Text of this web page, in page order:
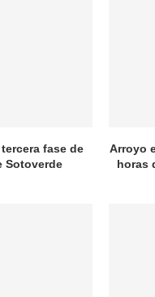
fase de
Sotoverde
Arroyo
horas